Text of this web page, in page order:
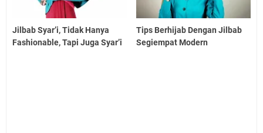
Jilbab Syar’i, Tidak Hanya
Fashionable, Tapi Juga Syar’i
Tips Berhijab Dengan Jilbab
Segiempat Modern